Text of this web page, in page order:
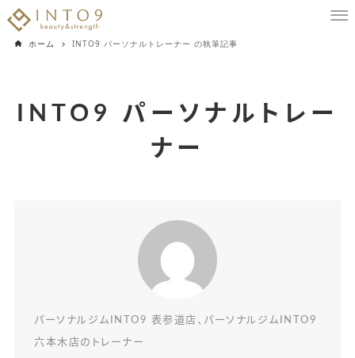
ホーム INTO9 パーソナルトレーナー の執筆記事
INTO9 パーソナルトレー
ナー
パーソナルジムINTO9 表参道店、パーソナルジムINTO9
六本木店のトレーナー